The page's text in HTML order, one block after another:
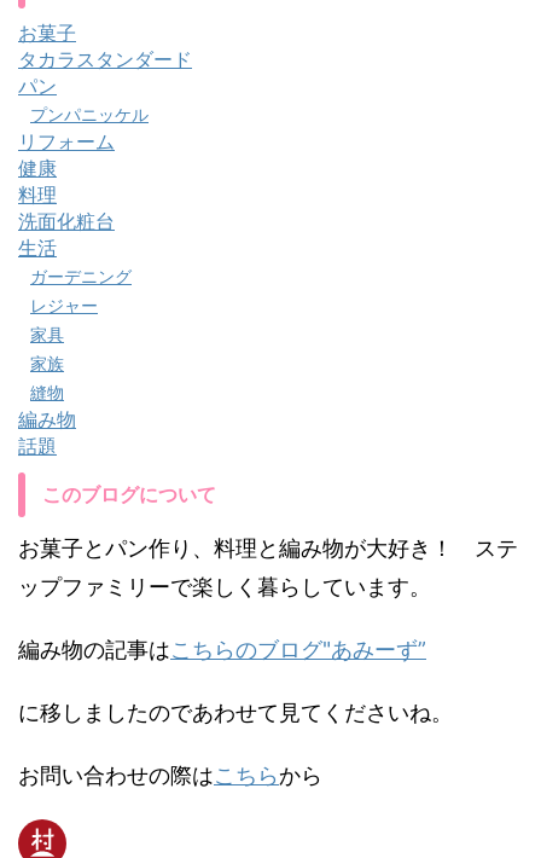
お菓子
タカラスタンダード
パン
プンパニッケル
リフォーム
健康
料理
洗面化粧台
生活
ガーデニング
レジャー
家具
家族
縫物
編み物
話題
このブログについて
お菓子とパン作り、料理と編み物が大好き！ ステ
ップファミリーで楽しく暮らしています。
編み物の記事はこちらのブログ"あみーず”
に移しましたのであわせて見てくださいね。
お問い合わせの際はこちらから